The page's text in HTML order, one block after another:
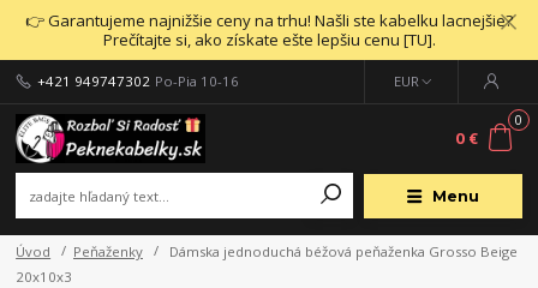
👉 Garantujeme najnižšie ceny na trhu! Našli ste kabelku lacnejšie?
Prečítajte si, ako získate ešte lepšiu cenu [TU].
Menu
EUR
+421 949747302 Po-Pia 10-16
0
0 €
Úvod Peňaženky
Dámska jednoduchá béžová peňaženka Grosso Beige
20x10x3